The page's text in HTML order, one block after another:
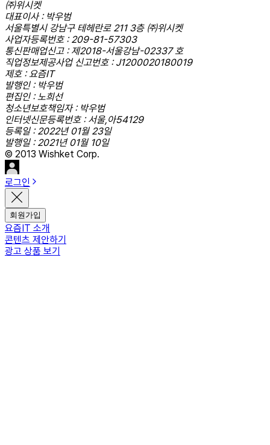
㈜위시켓
대표이사 : 박우범
서울특별시 강남구 테헤란로 211 3층 ㈜위시켓
사업자등록번호 : 209-81-57303
통신판매업신고 : 제2018-서울강남-02337 호
직업정보제공사업 신고번호 : J1200020180019
제호 : 요즘IT
발행인 : 박우범
편집인 : 노희선
청소년보호책임자 : 박우범
인터넷신문등록번호 : 서울,아54129
등록일 : 2022년 01월 23일
발행일 : 2021년 01월 10일
© 2013 Wishket Corp.
로그인
회원가입
요즘IT 소개
콘텐츠 제안하기
광고 상품 보기